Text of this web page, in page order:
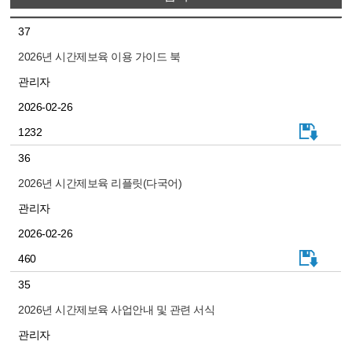
37
2026년 시간제보육 이용 가이드 북
관리자
2026-02-26
1232
36
2026년 시간제보육 리플릿(다국어)
관리자
2026-02-26
460
35
2026년 시간제보육 사업안내 및 관련 서식
관리자